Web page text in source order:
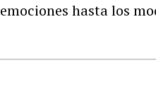
hasta los